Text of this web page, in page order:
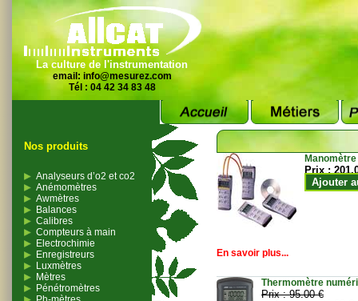
La culture de l'instrumentation
email: info@mesurez.com
Tél : 04 42 34 83 48
Nos produits
Analyseurs d’o2 et co2
Anémomètres
Awmètres
Balances
Calibres
Compteurs à main
Electrochimie
Enregistreurs
Luxmètres
Mètres
Pénétromètres
Prix :
Ajouter
En savoir plus...
Thermomètre
Prix :95.00 €